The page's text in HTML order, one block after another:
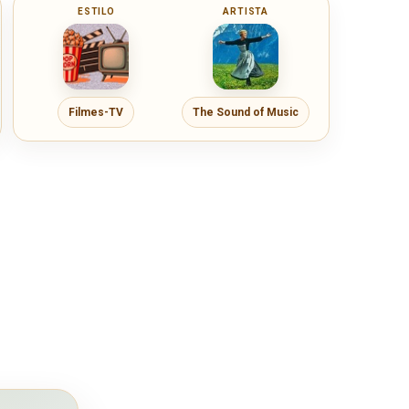
ESTILO
Filmes-TV
ARTISTA
The Sound of Music